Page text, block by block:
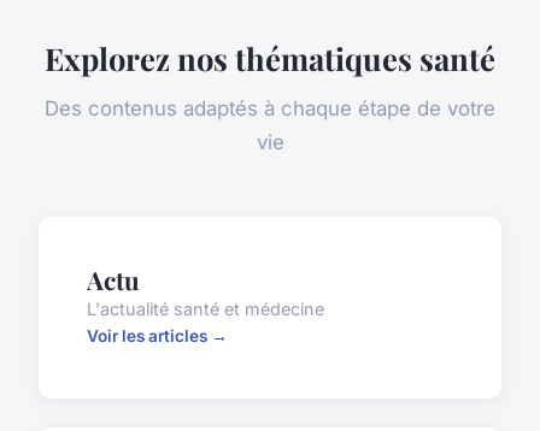
Explorez nos thématiques santé
Des contenus adaptés à chaque étape de votre
vie
Actu
L'actualité santé et médecine
Voir les articles →